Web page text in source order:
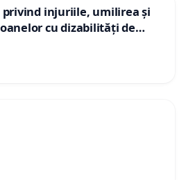
milioane de oameni trebuie
sindicate, ONG-uri și
și să pună în centrul
cetățenilor, în special a
privind injuriile, umilirea și
cu dizabilități de
„Gorici”